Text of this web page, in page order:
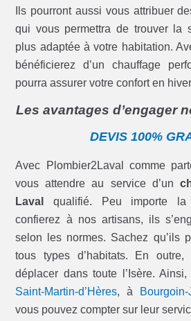
Ils pourront aussi vous attribuer
qui vous permettra de trouver la
plus adaptée à votre habitation.
bénéficierez d’un chauffage
pourra assurer votre confort en
Les avantages d’engager
DEVIS 100%
Avec Plombier2Laval comme
vous attendre au service d’un
Laval
qualifié. Peu importe
confierez à nos artisans, ils
selon les normes. Sachez qu’ils
tous types d’habitats. En
déplacer dans toute l’Isère.
Saint-Martin-d’Hères, à
vous pouvez compter sur leur